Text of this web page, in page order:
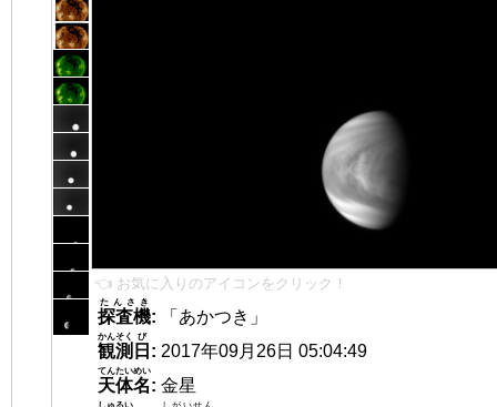
👈 お気に入りのアイコンをクリック！
探査機
たんさき
:
「あかつき」
観測
かんそく
日
び
: 2017年09月26日 05:04:49
天体名
てんたいめい
: 金星